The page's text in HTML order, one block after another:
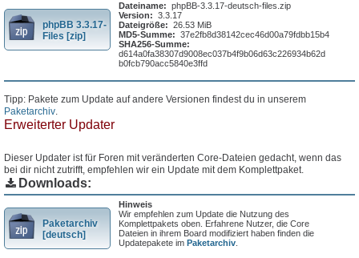
phpBB 3.3.17-
Files [zip]
Dateiname: phpBB-3.3.17-deutsch-files.zip
Version: 3.3.17
Dateigröße: 26.53 MiB
MD5-Summe: 37e2fb8d38142cec46d00a79fdbb15b4
SHA256-Summe:
d614a0fa38307d9008ec037b4f9b06d63c226934b62d
b0fcb790acc5840e3ffd
Tipp: Pakete zum Update auf andere Versionen findest du in unserem
Paketarchiv.
Erweiterter Updater
Dieser Updater ist für Foren mit veränderten Core-Dateien gedacht, wenn das
bei dir nicht zutrifft, empfehlen wir ein Update mit dem Komplettpaket.
Downloads:
Paketarchiv
[deutsch]
Hinweis
Wir empfehlen zum Update die Nutzung des
Komplettpakets oben. Erfahrene Nutzer, die Core
Dateien in ihrem Board modifiziert haben finden die
Updatepakete imPaketarchiv